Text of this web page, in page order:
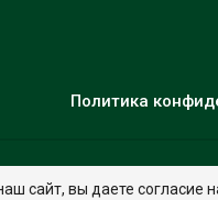
Политика
сайт, вы даете согласие